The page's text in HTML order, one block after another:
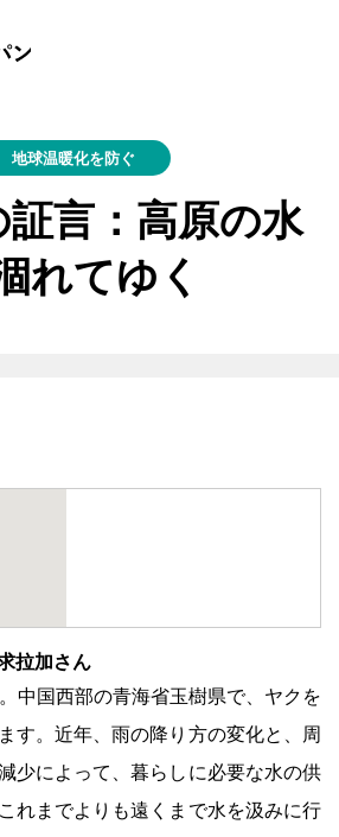
地球温暖化を防ぐ
証言：高原の水
れてゆく
拉加さん
中国西部の青海省玉樹県で、ヤクを
す。近年、雨の降り方の変化と、周
少によって、暮らしに必要な水の供
れまでよりも遠くまで水を汲みに行